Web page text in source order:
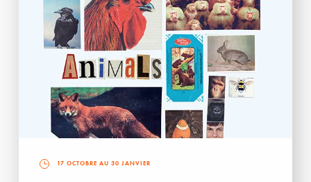
17 OCTOBRE AU 30 JANVIER